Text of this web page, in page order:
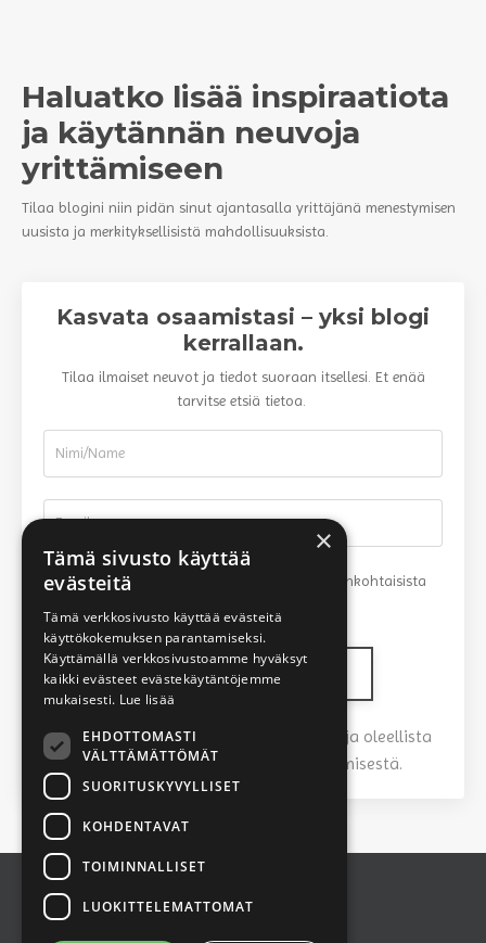
Haluatko lisää inspiraatiota
ja käytännän neuvoja
yrittämiseen
Tilaa blogini niin pidän sinut ajantasalla yrittäjänä menestymisen
uusista ja merkityksellisistä mahdollisuuksista.
Kasvata osaamistasi – yksi blogi
kerrallaan.
Tilaa ilmaiset neuvot ja tiedot suoraan itsellesi. Et enää
tarvitse etsiä tietoa.
Minulle saa lähettää tietoa kursseista, ajankohtaisista
Liity mukaan helposti
Älä pelkää, saat minulta vain tärkeää ja oleellista
informaatiota. En pidä spämmäämisestä.
×
Tämä sivusto käyttää
evästeitä
Tämä verkkosivusto käyttää evästeitä
käyttökokemuksen parantamiseksi.
Käyttämällä verkkosivustoamme hyväksyt
kaikki evästeet evästekäytäntöjemme
mukaisesti. Lue lisää
EHDOTTOMASTI
VÄLTTÄMÄTTÖMÄT
SUORITUSKYVYLLISET
KOHDENTAVAT
TOIMINNALLISET
LUOKITTELEMATTOMAT